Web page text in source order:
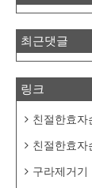
최근댓글
링크
친절한효자
친절한효자
구라제거기